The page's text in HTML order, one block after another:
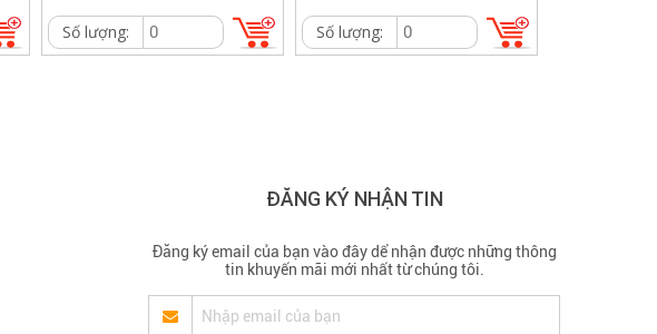
Số lượng: Số lượng:
ĐĂNG KÝ NHẬN TIN
Đăng ký email của bạn vào đây dể nhận được những thông
tin khuyến mãi mới nhất từ chúng tôi.